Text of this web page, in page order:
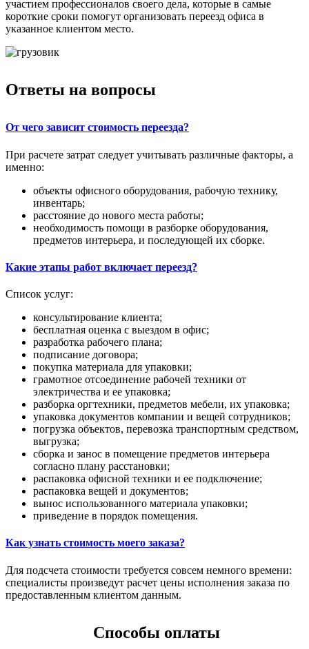
участием профессионалов своего дела, которые в самые
короткие сроки помогут организовать переезд офиса в
указанное клиентом место.
Ответы на вопросы
От чего зависит стоимость переезда?
При расчете затрат следует учитывать различные факторы, а
именно:
объекты офисного оборудования, рабочую технику,
инвентарь;
расстояние до нового места работы;
необходимость помощи в разборке оборудования,
предметов интерьера, и последующей их сборке.
Какие этапы работ включает переезд?
Список услуг:
консультирование клиента;
бесплатная оценка с выездом в офис;
разработка рабочего плана;
подписание договора;
покупка материала для упаковки;
грамотное отсоединение рабочей техники от
электричества и ее упаковка;
разборка оргтехники, предметов мебели, их упаковка;
упаковка документов компании и вещей сотрудников;
погрузка объектов, перевозка транспортным средством,
выгрузка;
сборка и занос в помещение предметов интерьера
согласно плану расстановки;
распаковка офисной техники и ее подключение;
распаковка вещей и документов;
вынос использованного материала упаковки;
приведение в порядок помещения.
Как узнать стоимость моего заказа?
Для подсчета стоимости требуется совсем немного времени:
специалисты произведут расчет цены исполнения заказа по
предоставленным клиентом данным.
Способы оплаты